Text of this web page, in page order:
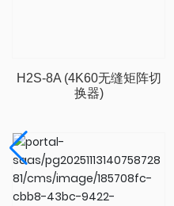
H2S-8A (4K60无缝矩阵切
换器)